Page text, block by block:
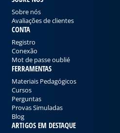
Sobre nós
Avaliações de clientes
CONTA
Registro
Conexão
Mot de passe oublié
FERRAMENTAS
Materiais Pedagógicos
Cursos
Perguntas
Provas Simuladas
Blog
ARTIGOS EM DESTAQUE